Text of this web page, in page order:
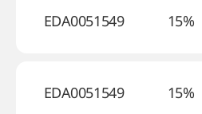
EDA0051549 15%
EDA0051549 15%